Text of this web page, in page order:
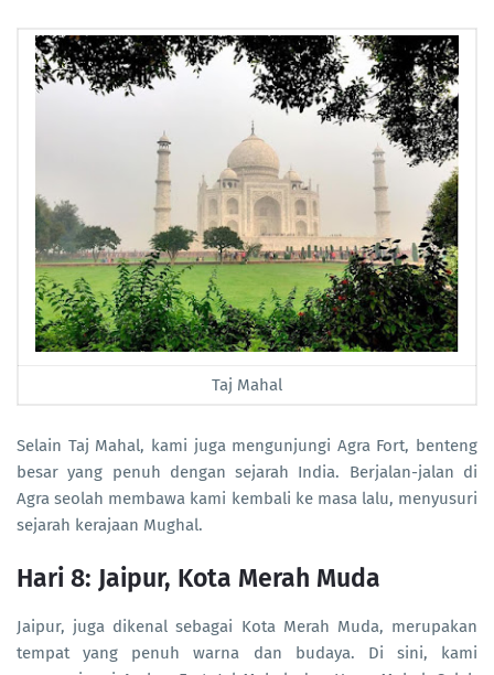
Taj Mahal
Selain Taj Mahal, kami juga mengunjungi Agra Fort, benteng
besar yang penuh dengan sejarah India. Berjalan-jalan di
Agra seolah membawa kami kembali ke masa lalu, menyusuri
sejarah kerajaan Mughal.
Hari 8: Jaipur, Kota Merah Muda
Jaipur, juga dikenal sebagai Kota Merah Muda, merupakan
tempat yang penuh warna dan budaya. Di sini, kami